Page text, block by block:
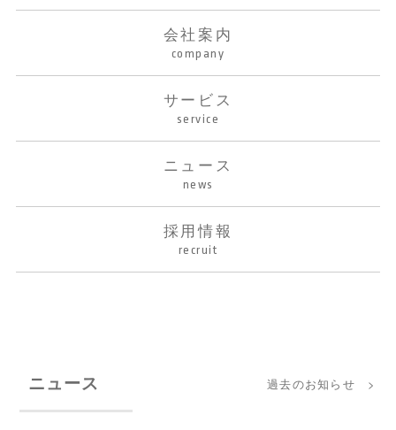
会社案内
company
サービス
service
ニュース
news
採用情報
recruit
ニュース 過去のお知らせ >